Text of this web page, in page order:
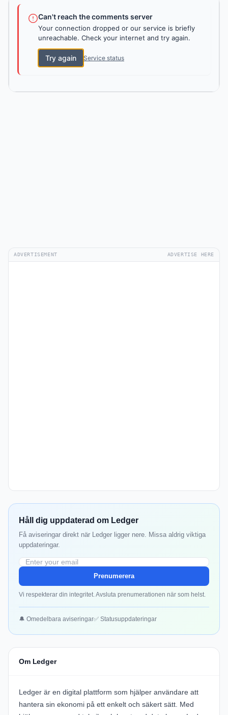
Can't reach the comments server
Your connection dropped or our service is briefly
unreachable. Check your internet and try again.
Try again Service status
ADVERTISEMENT ADVERTISE HERE
Håll dig uppdaterad om Ledger
Få aviseringar direkt när Ledger ligger nere. Missa aldrig viktiga
uppdateringar.
Prenumerera
Vi respekterar din integritet. Avsluta prenumerationen när som helst.
🔔 Omedelbara aviseringar✅ Statusuppdateringar
Om Ledger
Ledger är en digital plattform som hjälper användare att
hantera sin ekonomi på ett enkelt och säkert sätt. Med